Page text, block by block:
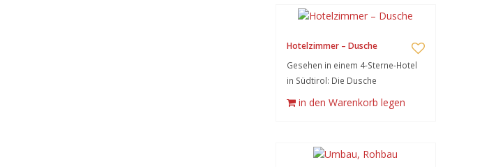
Hotelzimmer – Dusche
Gesehen in einem 4-Sterne-Hotel
in Südtirol: Die Dusche
in den Warenkorb legen